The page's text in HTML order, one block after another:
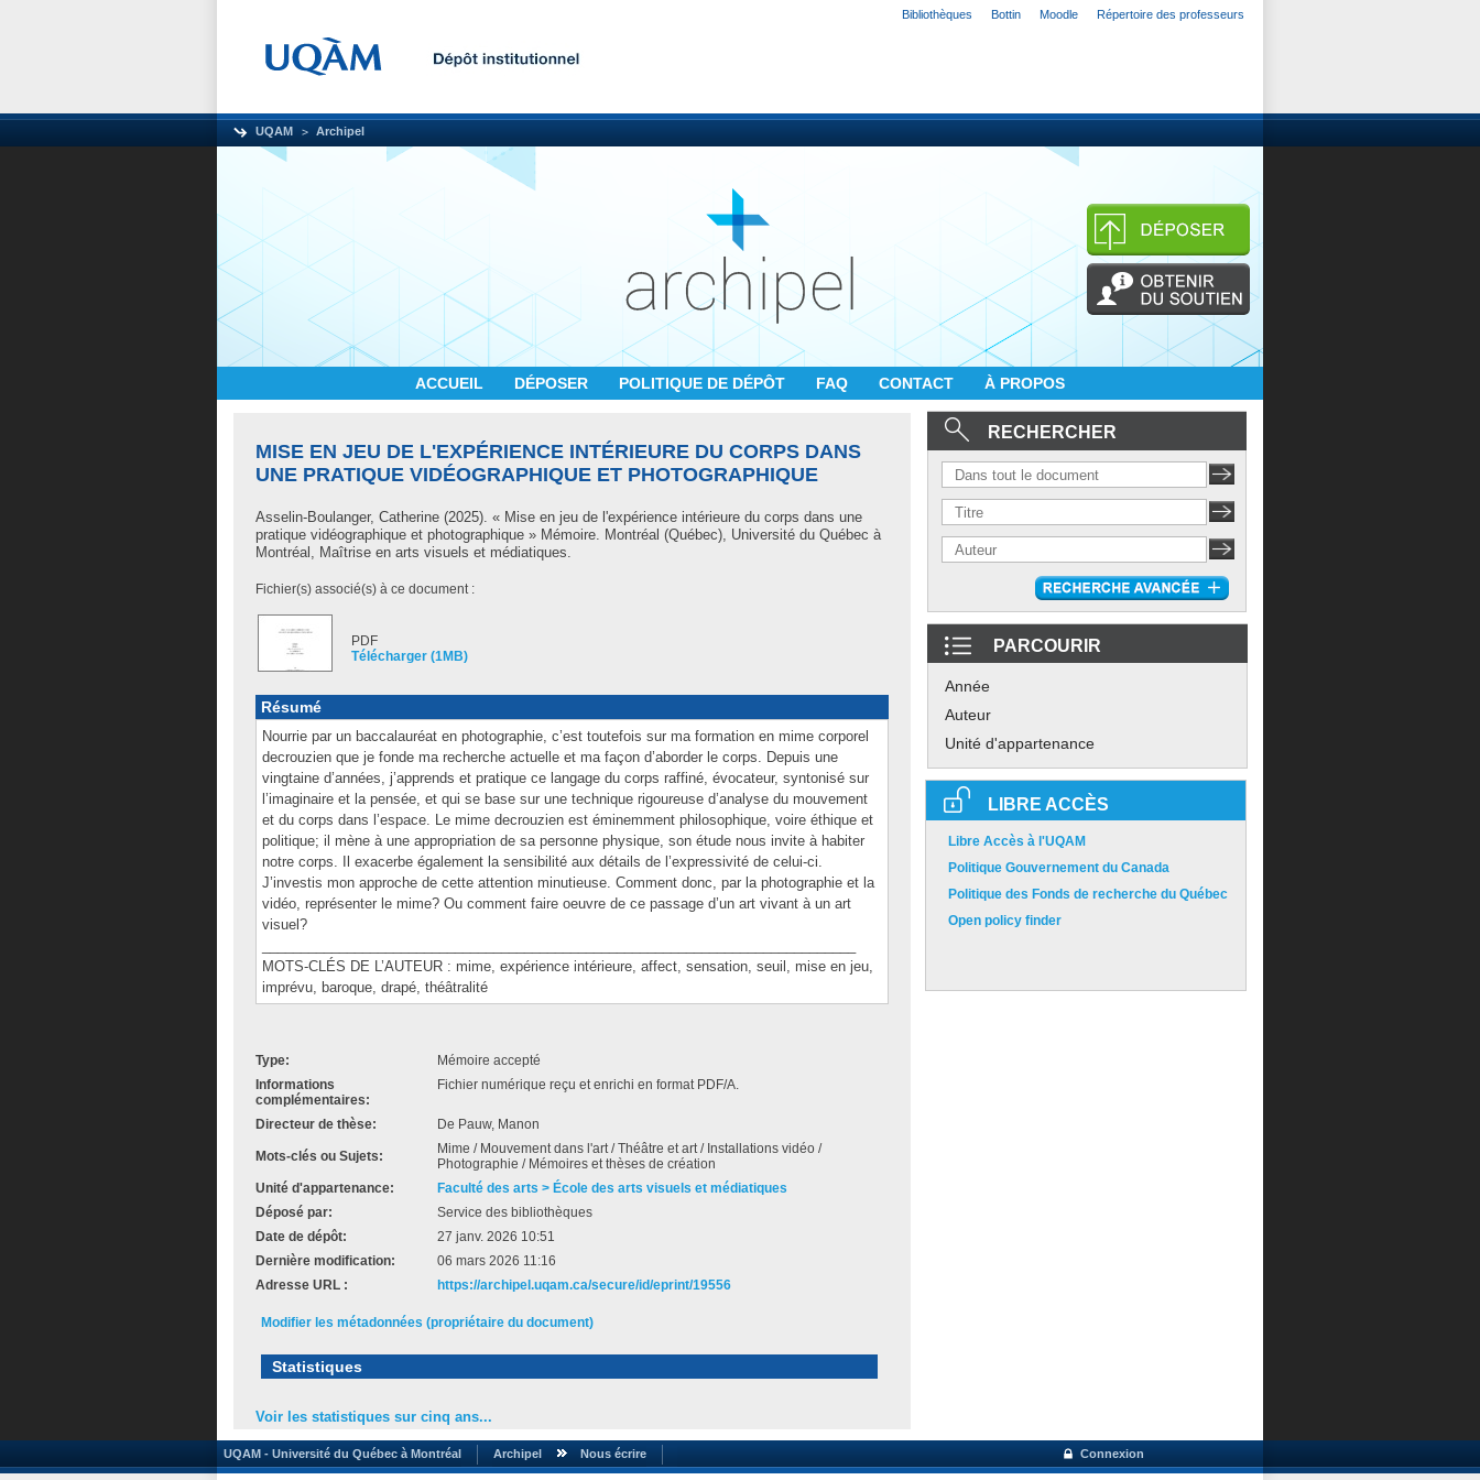
Bibliothèques Bottin Moodle Répertoire des professeurs
UQAM Archipel
ACCUEIL DÉPOSER POLITIQUE DE DÉPÔT FAQ CONTACT À PROPOS
MISE EN JEU DE L'EXPÉRIENCE INTÉRIEURE DU CORPS DANS
UNE PRATIQUE VIDÉOGRAPHIQUE ET PHOTOGRAPHIQUE
Asselin-Boulanger, Catherine (2025). « Mise en jeu de l'expérience intérieure du corps dans une
pratique vidéographique et photographique » Mémoire. Montréal (Québec), Université du Québec à
Montréal, Maîtrise en arts visuels et médiatiques.
Fichier(s) associé(s) à ce document :
PDF
Télécharger (1MB)
Résumé
Nourrie par un baccalauréat en photographie, c’est toutefois sur ma formation en mime corporel
decrouzien que je fonde ma recherche actuelle et ma façon d’aborder le corps. Depuis une
vingtaine d’années, j’apprends et pratique ce langage du corps raffiné, évocateur, syntonisé sur
l’imaginaire et la pensée, et qui se base sur une technique rigoureuse d’analyse du mouvement
et du corps dans l’espace. Le mime decrouzien est éminemment philosophique, voire éthique et
politique; il mène à une appropriation de sa personne physique, son étude nous invite à habiter
notre corps. Il exacerbe également la sensibilité aux détails de l’expressivité de celui-ci.
J’investis mon approche de cette attention minutieuse. Comment donc, par la photographie et la
vidéo, représenter le mime? Ou comment faire oeuvre de ce passage d’un art vivant à un art
visuel?
MOTS-CLÉS DE L’AUTEUR : mime, expérience intérieure, affect, sensation, seuil, mise en jeu,
imprévu, baroque, drapé, théâtralité
Type:
Mémoire accepté
Informations
complémentaires:
Fichier numérique reçu et enrichi en format PDF/A.
Directeur de thèse: De Pauw, Manon
Mots-clés ou Sujets:
Mime / Mouvement dans l'art / Théâtre et art / Installations vidéo /
Photographie / Mémoires et thèses de création
Unité d'appartenance:
Faculté des arts > École des arts visuels et médiatiques
Déposé par:
Service des bibliothèques
Date de dépôt:
27 janv. 2026 10:51
Dernière modification:
06 mars 2026 11:16
Adresse URL :
https://archipel.uqam.ca/secure/id/eprint/19556
Modifier les métadonnées (propriétaire du document)
Statistiques
Voir les statistiques sur cinq ans...
RECHERCHER
PARCOURIR
Année
Auteur
Unité d'appartenance
LIBRE ACCÈS
Libre Accès à l'UQAM
Politique Gouvernement du Canada
Politique des Fonds de recherche du Québec
Open policy finder
UQAM - Université du Québec à Montréal Archipel Nous écrire Connexion